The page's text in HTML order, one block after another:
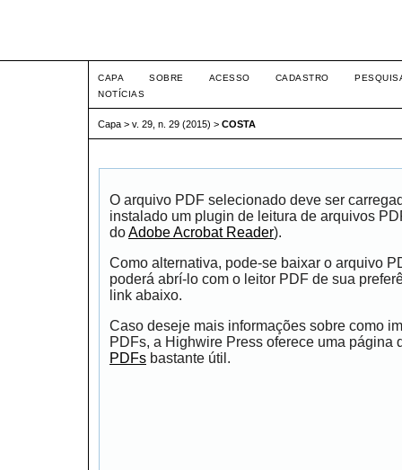
CAPA SOBRE ACESSO CADASTRO
NOTÍCIAS
Capa > v. 29, n. 29 (2015) > COSTA
O arquivo PDF selecionado deve ser
instalado um plugin de leitura de arquivos
doAdobe Acrobat Reader).
Como alternativa, pode-se baixar o arquivo
poderá abrí-lo com o leitor PDF de sua
link abaixo.
Caso deseje mais informações sobre como
PDFs, a Highwire Press oferece uma página
PDFs bastante útil.